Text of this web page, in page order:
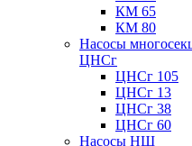
КМ 65
КМ 80
Насосы
ЦНСг
ЦНСг 105
ЦНСг 13
ЦНСг 38
ЦНСг 60
Насосы НШ